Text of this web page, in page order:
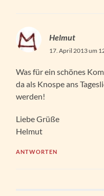
Helmut
17. April 2013 um
Was für ein schönes
da als Knospe ans
werden!
Liebe Grüße
Helmut
ANTWORTEN